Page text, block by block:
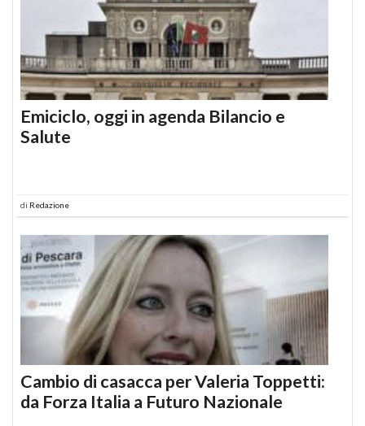
Emiciclo, oggi in agenda Bilancio e
Salute
di Redazione
Cambio di casacca per Valeria Toppetti:
da Forza Italia a Futuro Nazionale